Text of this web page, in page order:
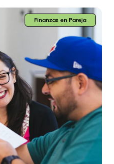
Finanzas en Pareja